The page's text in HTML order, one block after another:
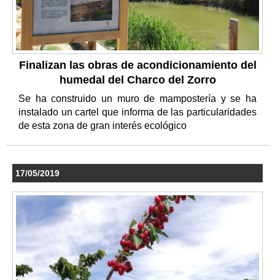
Finalizan las obras de acondicionamiento del
humedal del Charco del Zorro
Se ha construido un muro de mampostería y se ha
instalado un cartel que informa de las particularidades
de esta zona de gran interés ecológico
17/05/2019